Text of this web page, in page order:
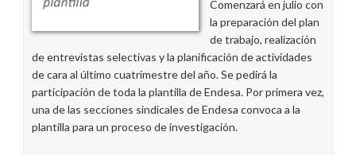
Comenzará en julio con
la preparación del plan
de trabajo, realización
de entrevistas selectivas y la planificación de actividades
de cara al último cuatrimestre del año. Se pedirá la
participación de toda la plantilla de Endesa. Por primera vez,
una de las secciones sindicales de Endesa convoca a la
plantilla para un proceso de investigación.